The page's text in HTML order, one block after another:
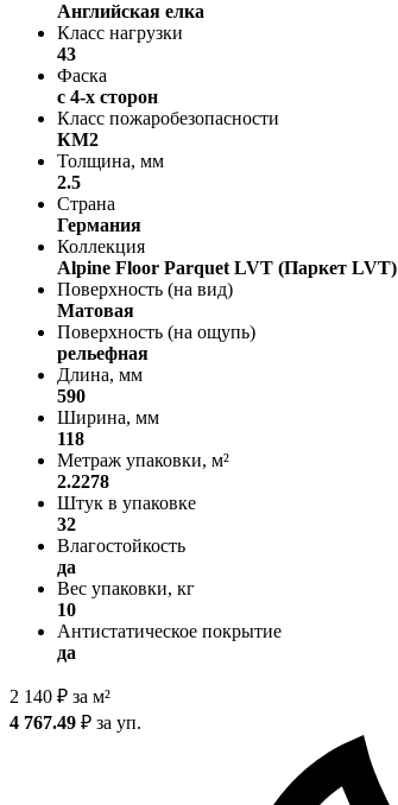
Английская елка
Класс нагрузки
43
Фаска
с 4-х сторон
Класс пожаробезопасности
КМ2
Толщина, мм
2.5
Страна
Германия
Коллекция
Alpine Floor Parquet LVT (Паркет LVT)
Поверхность (на вид)
Матовая
Поверхность (на ощупь)
рельефная
Длина, мм
590
Ширина, мм
118
Метраж упаковки, м²
2.2278
Штук в упаковке
32
Влагостойкость
да
Вес упаковки, кг
10
Антистатическое покрытие
да
2 140 ₽ за м²
4 767.49 ₽ за уп.